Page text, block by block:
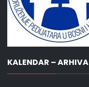
KALENDAR – ARHIVA